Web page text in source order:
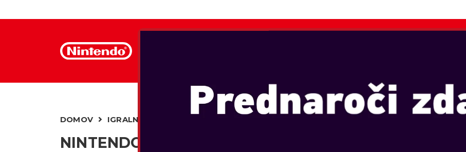
DOMOV IGRALNI PRIPOMOČKI
NINTENDO SWITCH JOY-CON AA BATTERY PACK PAIR